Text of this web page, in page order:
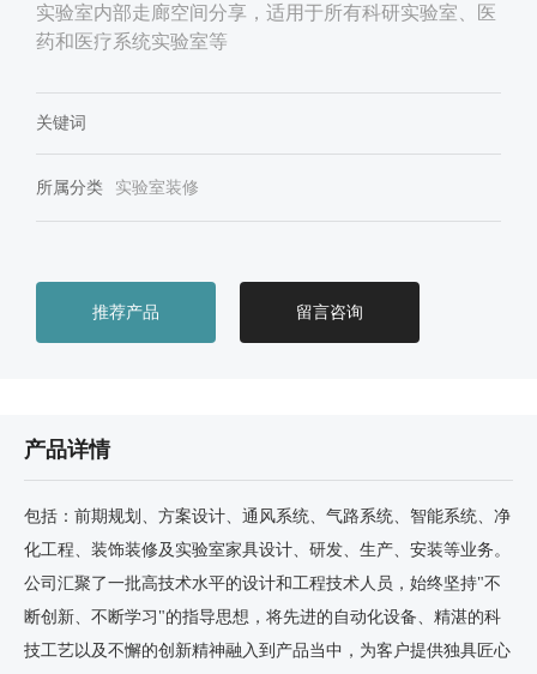
实验室内部走廊空间分享，适用于所有科研实验室、医
药和医疗系统实验室等
关键词
所属分类 实验室装修
推荐产品 留言咨询
产品详情
包括：前期规划、方案设计、通风系统、气路系统、智能系统、净
化工程、装饰装修及实验室家具设计、研发、生产、安装等业务。
公司汇聚了一批高技术水平的设计和工程技术人员，始终坚持"不
断创新、不断学习"的指导思想，将先进的自动化设备、精湛的科
技工艺以及不懈的创新精神融入到产品当中，为客户提供独具匠心